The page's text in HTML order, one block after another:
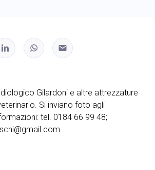
Gilardoni e altre attrezzature
Si inviano foto agli
tel. 0184 66 99 48;